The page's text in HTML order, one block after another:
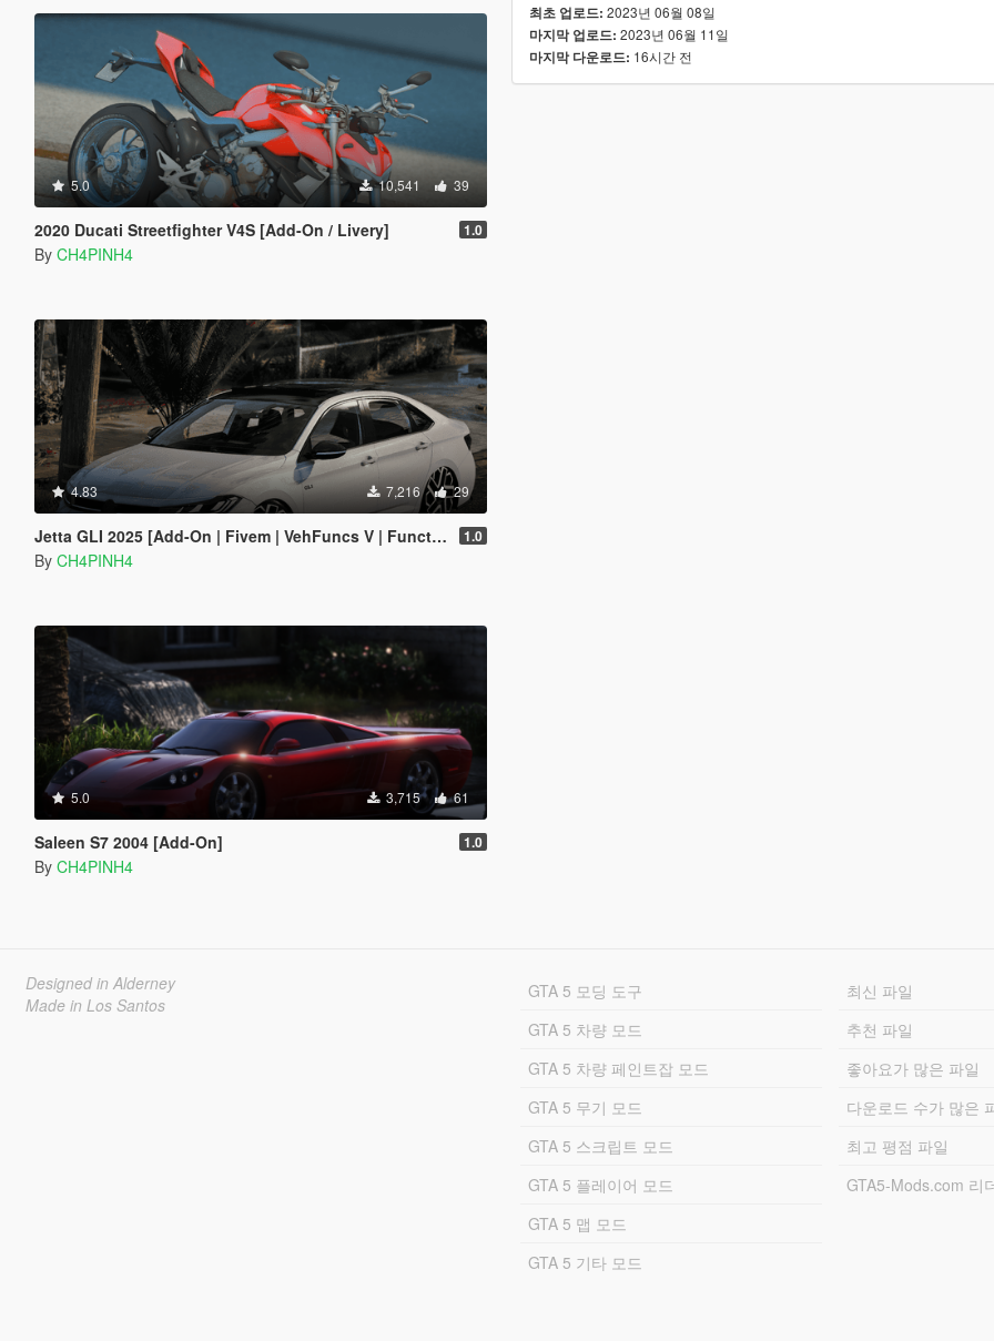
5.0 10,541 39
2020 Ducati Streetfighter V4S [Add-On / Livery] 1.0
By CH4PINH4
4.83 7,216 29
Jetta GLI 2025 [Add-On | Fivem | VehFuncs V | Functional Sunroof] 1.0
By CH4PINH4
5.0 3,715 61
Saleen S7 2004 [Add-On] 1.0
By CH4PINH4
최초 업로드: 2023년 06월 08일
마지막 업로드: 2023년 06월 11일
마지막 다운로드: 16시간 전
Designed in Alderney
Made in Los Santos
GTA 5 모딩 도구
GTA 5 차량 모드
GTA 5 차량 페인트잡 모드
GTA 5 무기 모드
GTA 5 스크립트 모드
GTA 5 플레이어 모드
GTA 5 맵 모드
GTA 5 기타 모드
최신 파일
추천 파일
좋아요가 많은 파일
다운로드 수가 많은
최고 평점 파일
GTA5-Mods.com 리